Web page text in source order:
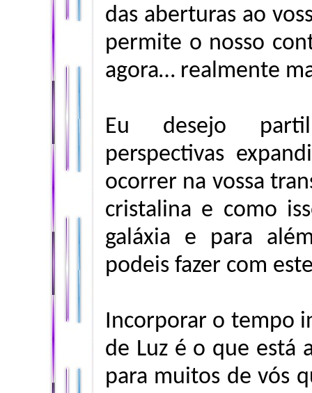
das aberturas ao
permite o nosso
agora… realmente
Eu desejo
perspectivas
ocorrer na vossa
cristalina e como
galáxia e para
podeis fazer com
Incorporar o tempo
de Luz é o que está
para muitos de vós